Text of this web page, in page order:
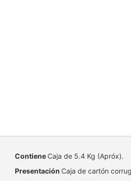
Contiene Caja de 5.4 Kg (Apróx).
Presentación Caja de cartón